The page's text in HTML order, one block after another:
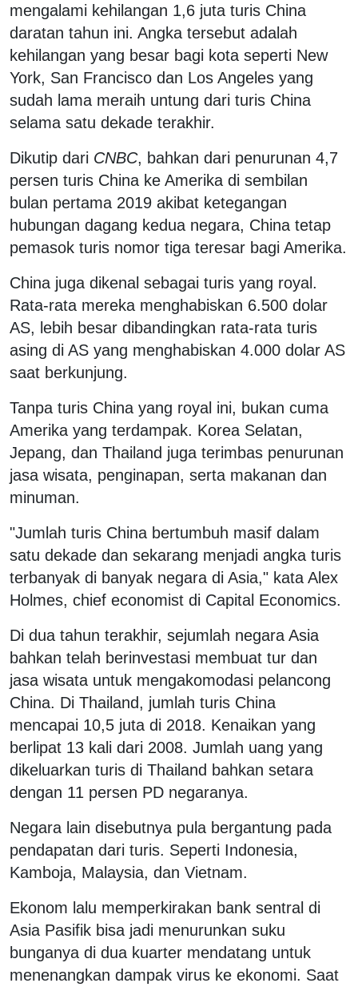
mengalami kehilangan 1,6 juta turis China
daratan tahun ini. Angka tersebut adalah
kehilangan yang besar bagi kota seperti New
York, San Francisco dan Los Angeles yang
sudah lama meraih untung dari turis China
selama satu dekade terakhir.
Dikutip dari CNBC, bahkan dari penurunan 4,7
persen turis China ke Amerika di sembilan
bulan pertama 2019 akibat ketegangan
hubungan dagang kedua negara, China tetap
pemasok turis nomor tiga teresar bagi Amerika.
China juga dikenal sebagai turis yang royal.
Rata-rata mereka menghabiskan 6.500 dolar
AS, lebih besar dibandingkan rata-rata turis
asing di AS yang menghabiskan 4.000 dolar AS
saat berkunjung.
Tanpa turis China yang royal ini, bukan cuma
Amerika yang terdampak. Korea Selatan,
Jepang, dan Thailand juga terimbas penurunan
jasa wisata, penginapan, serta makanan dan
minuman.
"Jumlah turis China bertumbuh masif dalam
satu dekade dan sekarang menjadi angka turis
terbanyak di banyak negara di Asia," kata Alex
Holmes, chief economist di Capital Economics.
Di dua tahun terakhir, sejumlah negara Asia
bahkan telah berinvestasi membuat tur dan
jasa wisata untuk mengakomodasi pelancong
China. Di Thailand, jumlah turis China
mencapai 10,5 juta di 2018. Kenaikan yang
berlipat 13 kali dari 2008. Jumlah uang yang
dikeluarkan turis di Thailand bahkan setara
dengan 11 persen PD negaranya.
Negara lain disebutnya pula bergantung pada
pendapatan dari turis. Seperti Indonesia,
Kamboja, Malaysia, dan Vietnam.
Ekonom lalu memperkirakan bank sentral di
Asia Pasifik bisa jadi menurunkan suku
bunganya di dua kuarter mendatang untuk
menenangkan dampak virus ke ekonomi. Saat